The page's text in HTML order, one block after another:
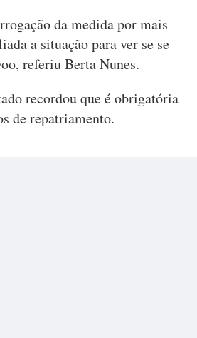
da medida por mais
a situação para ver se se
referiu Berta Nunes.
recordou que é obrigatória
de repatriamento.